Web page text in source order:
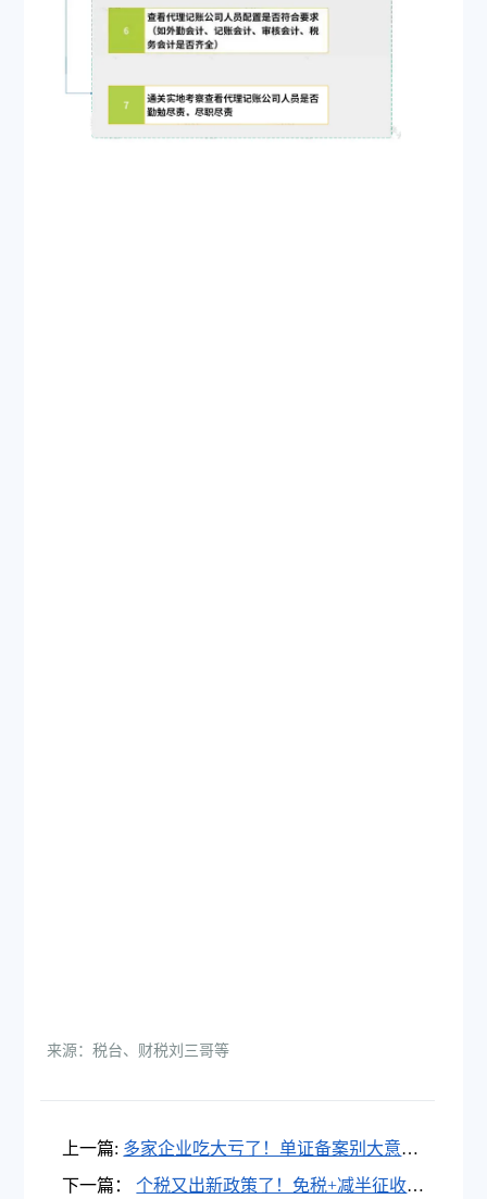
来源：税台、财税刘三哥等
上一篇: 多家企业吃大亏了！单证备案别大意，
这些知识必须清楚！
下一篇： 个税又出新政策了！免税+减半征收！